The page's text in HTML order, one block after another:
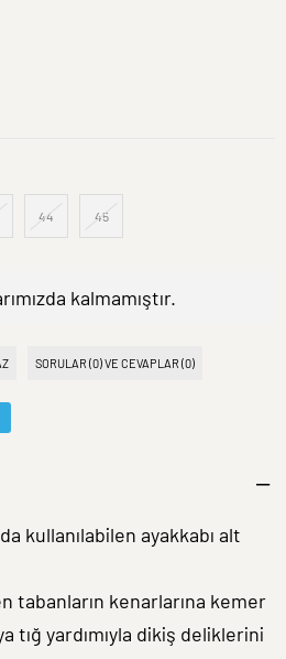
44 45
kalmamıştır.
SORULAR (0) VE CEVAPLAR (0)
kullanılabilen ayakkabı alt
tabanların kenarlarına kemer
tığ yardımıyla dikiş deliklerini